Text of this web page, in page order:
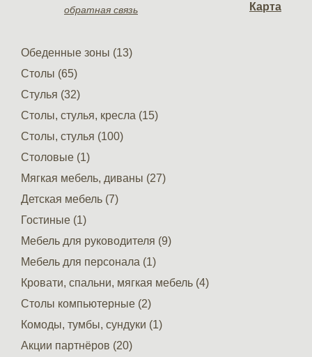
Карта
обратная связь
Обеденные зоны (13)
Столы (65)
Стулья (32)
Столы, стулья, кресла (15)
Столы, стулья (100)
Столовые (1)
Мягкая мебель, диваны (27)
Детская мебель (7)
Гостиные (1)
Мебель для руководителя (9)
Мебель для персонала (1)
Кровати, спальни, мягкая мебель (4)
Столы компьютерные (2)
Комоды, тумбы, сундуки (1)
Акции партнёров (20)